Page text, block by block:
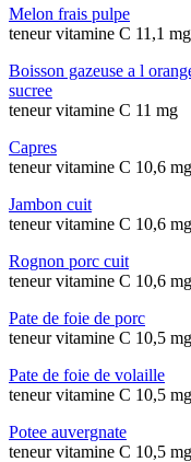
Melon frais pulpe
teneur vitamine C 11,1 mg
Boisson gazeuse a l
sucree
teneur vitamine C 11 mg
Capres
teneur vitamine C 10,6 mg
Jambon cuit
teneur vitamine C 10,6 mg
Rognon porc cuit
teneur vitamine C 10,6 mg
Pate de foie de porc
teneur vitamine C 10,5 mg
Pate de foie de volaille
teneur vitamine C 10,5 mg
Potee auvergnate
teneur vitamine C 10,5 mg